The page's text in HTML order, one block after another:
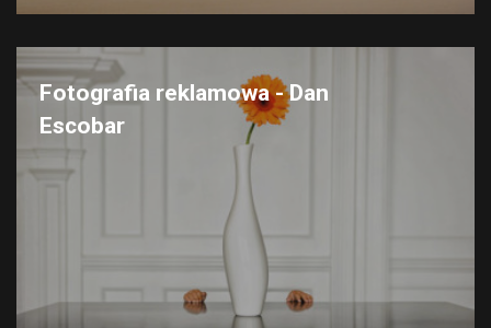
Fotografia reklamowa - Dan
Escobar